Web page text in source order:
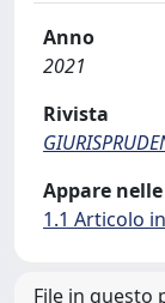
Anno
2021
Rivista
Appare
1.1 Articolo
File in questo